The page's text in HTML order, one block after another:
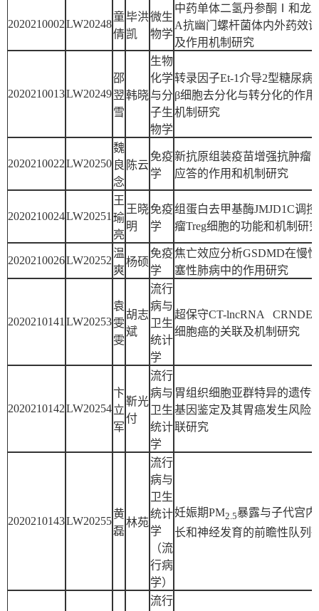
2020210002LW20248
童
倩
毕洪
凯
微生
物学
中药单体二氢丹参酮Ⅰ和龙
A抗幽门螺杆菌体内外药效
及作用机制研究
2020210013LW20249
邵
翌
雪
韩晓
生物
化学
与分
子生
物学
转录因子Et-1介导2型糖尿病
β细胞去分化与转分化的作用
机制研究
2020210022LW20250
魏
良
念
陈云
免疫
学
新抗原组装疫苗增强抗肿瘤
应答的作用和机制研究
2020210024LW20251
王
瑜
亮
王晓
明
免疫
学
组蛋白去甲基酶JMJD1C调
瘤Treg细胞的功能和机制研
2020210026LW20252
温
爽
杨硕
免疫
学
焦亡效应分析GSDMD在慢
塞性肺病中的作用研究
2020210141 LW20253
袁
雯
雯
胡志
斌
流行
病与
卫生
统计
学
超保守CT-lncRNA CRNDE
细胞癌的关联及机制研究
2020210142LW20254
卞
立
军
靳光
付
流行
病与
卫生
统计
学
胃组织细胞亚群特异的遗传
基因鉴定及其胃癌发生风险
联研究
2020210143LW20255
黄
磊
林苑
流行
病与
卫生
统计
学
（流
行病
学）
妊娠期PM2.5暴露与子代宫内
长和神经发育的前瞻性队列
流行